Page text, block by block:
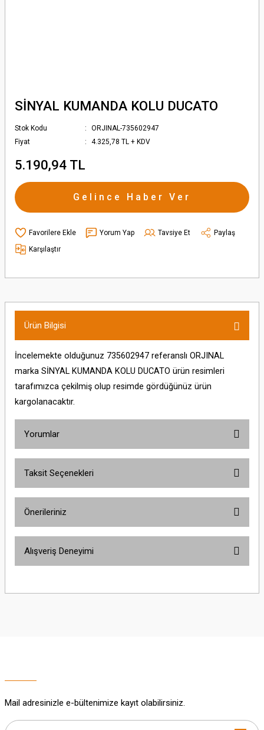
SİNYAL KUMANDA KOLU DUCATO
Stok Kodu
ORJINAL-735602947
Fiyat
4.325,78 TL + KDV
5.190,94 TL
Gelince Haber Ver
Yorum Yap Tavsiye Et
Paylaş
Karşılaştır
Ürün Bilgisi
İncelemekte olduğunuz 735602947 referanslı ORJINAL
marka SİNYAL KUMANDA KOLU DUCATO ürün resimleri
tarafımızca çekilmiş olup resimde gördüğünüz ürün
kargolanacaktır.
Yorumlar
Taksit Seçenekleri
Önerileriniz
yetersiz gördüğünüz noktaları öneri formunu kullanarak tarafımıza
Alışveriş Deneyimi
Mail adresinizle e-bültenimize kayıt olabilirsiniz.